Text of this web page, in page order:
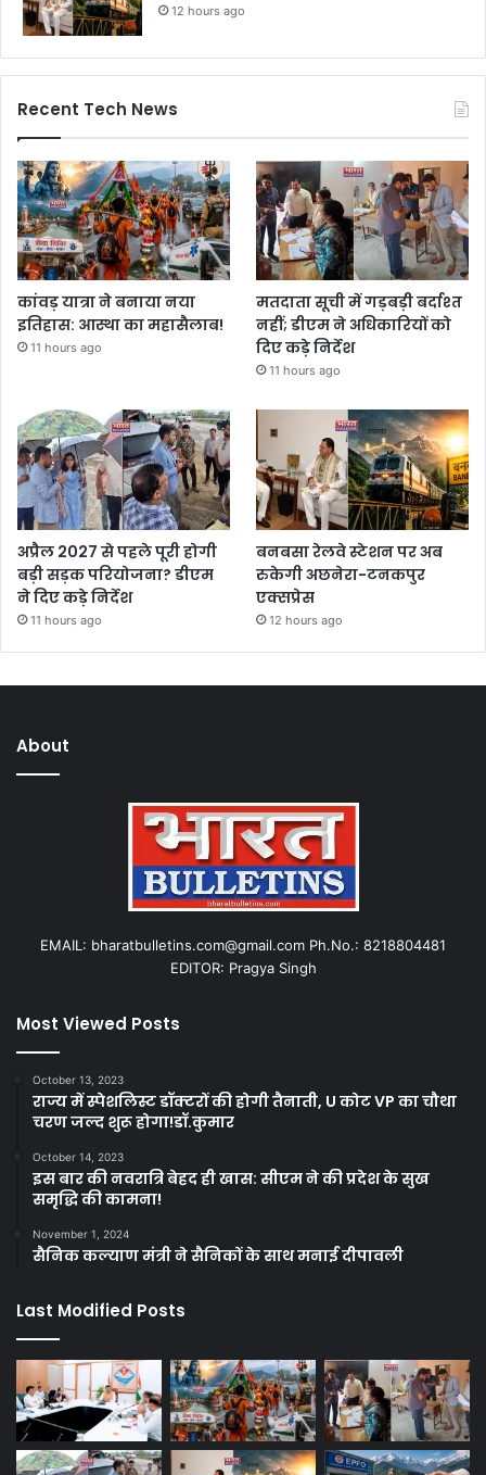
12 hours ago
Recent Tech News
कांवड़ यात्रा ने बनाया नया
इतिहास: आस्था का महासैलाब!
11 hours ago
मतदाता सूची में गड़बड़ी बर्दाश्त
नहीं; डीएम ने अधिकारियों को
दिए कड़े निर्देश
11 hours ago
अप्रैल 2027 से पहले पूरी होगी
बड़ी सड़क परियोजना? डीएम
ने दिए कड़े निर्देश
11 hours ago
बनबसा रेलवे स्टेशन पर अब
रुकेगी अछनेरा-टनकपुर
एक्सप्रेस
12 hours ago
About
EMAIL: bharatbulletins.com@gmail.com Ph.No.: 8218804481
EDITOR: Pragya Singh
Most Viewed Posts
October 13, 2023
राज्य में स्पेशलिस्ट डॉक्टरों की होगी तैनाती, U कोट VP का चौथा
चरण जल्द शुरू होगा!डॉ.कुमार
October 14, 2023
इस बार की नवरात्रि बेहद ही खास: सीएम ने की प्रदेश के सुख
समृद्धि की कामना!
November 1, 2024
सैनिक कल्याण मंत्री ने सैनिकों के साथ मनाई दीपावली
Last Modified Posts